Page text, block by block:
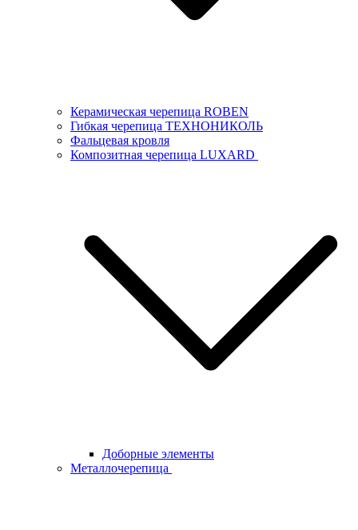
Керамическая черепица ROBEN
Гибкая черепица ТЕХНОНИКОЛЬ
Фальцевая кровля
Композитная черепица LUXARD
Доборные элементы
Металлочерепица